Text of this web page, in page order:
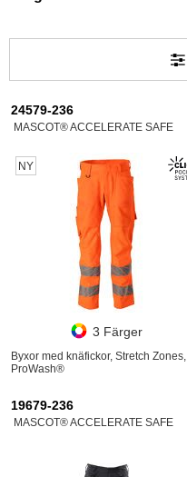
24579-236
MASCOT® ACCELERATE SAFE
NY
3 Färger
Byxor med knäfickor, Stretch Zones,
ProWash®
19679-236
MASCOT® ACCELERATE SAFE